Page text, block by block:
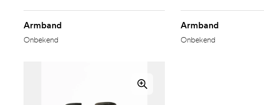
Armband
Onbekend
Armband
Onbekend